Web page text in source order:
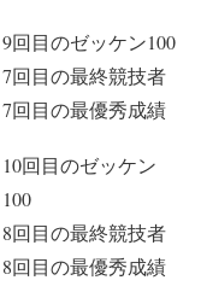
9回目のゼッケン100
7回目の最終競技者
7回目の最優秀成績
10回目のゼッケン
100
8回目の最終競技者
8回目の最優秀成績